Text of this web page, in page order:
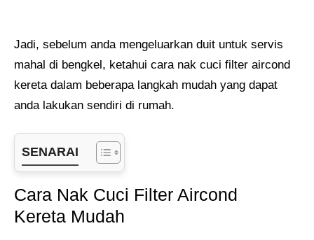
Jadi, sebelum anda mengeluarkan duit untuk servis
mahal di bengkel, ketahui cara nak cuci filter aircond
kereta dalam beberapa langkah mudah yang dapat
anda lakukan sendiri di rumah.
SENARAI
Cara Nak Cuci Filter Aircond
Kereta Mudah